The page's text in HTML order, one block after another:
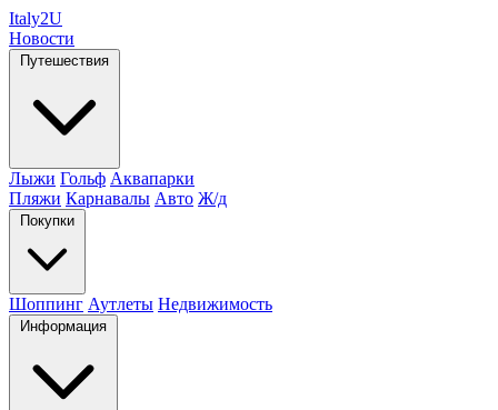
Italy2U
Новости
Путешествия
Лыжи Гольф Аквапарки
Пляжи Карнавалы Авто Ж/д
Покупки
Шоппинг Аутлеты Недвижимость
Информация